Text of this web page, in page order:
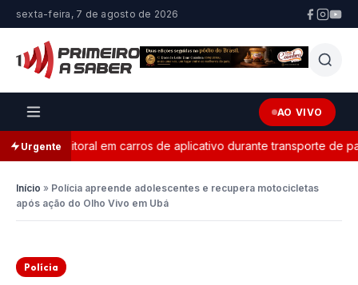
sexta-feira, 7 de agosto de 2026
AO VIVO
Urgente
eleitoral em carros de aplicativo durante transporte de
Início » Polícia apreende adolescentes e recupera motocicletas
após ação do Olho Vivo em Ubá
Polícia